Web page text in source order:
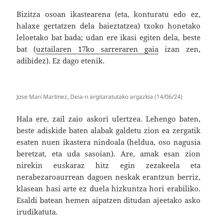
Bizitza osoan ikastearena (eta, konturatu edo ez,
halaxe gertatzen dela baieztatzea) txoko honetako
leloetako bat bada; udan ere ikasi egiten dela, beste
bat (uztailaren 17ko sarreraren gaia izan zen,
adibidez). Ez dago etenik.
Jose Mari Martinez, Deia-n argitaratutako argazkia (14/06/24)
Hala ere, zail zaio askori ulertzea. Lehengo baten,
beste adiskide baten alabak galdetu zion ea zergatik
esaten nuen ikastera nindoala (heldua, oso nagusia
beretzat, eta uda sasoian). Are, amak esan zion
nirekin euskaraz hitz egin zezakeela eta
nerabezaroaurrean dagoen neskak erantzun berriz,
klasean hasi arte ez duela hizkuntza hori erabiliko.
Esaldi batean hemen aipatzen ditudan ajeetako asko
irudikatuta.